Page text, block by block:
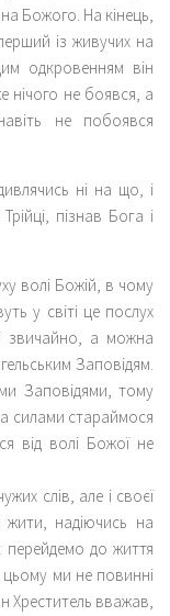
Божого. На кінець,
із живучих на
одкровенням він
нічого не боявся, а
не побоявся
ні на що, і
пізнав Бога і
волі Божій, в чому
у світі це послух
звичайно, а можна
Заповідям.
Заповідями, тому
силами стараймося
від волі Божої не
слів, але і своєї
надіючись на
перейдемо до життя
цьому ми не повинні
Хреститель вважав,